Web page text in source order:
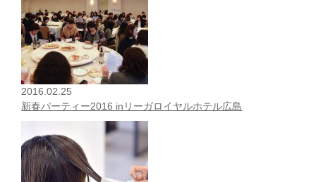
2016.02.25
新春パーティー2016 inリーガロイヤルホテル広島